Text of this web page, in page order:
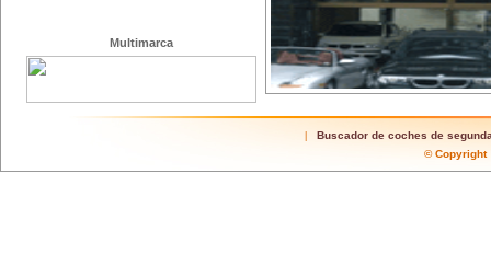
Multimarca
Buscador de coches de
©